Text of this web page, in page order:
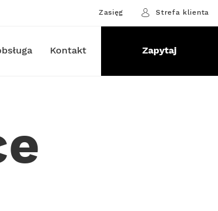
Zasięg Strefa klienta
Kontakt Zapytaj